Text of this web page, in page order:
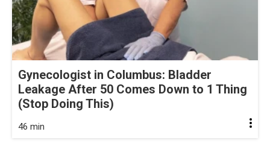
Gynecologist in Columbus: Bladder
Leakage After 50 Comes Down to 1 Thing
(Stop Doing This)
46 min